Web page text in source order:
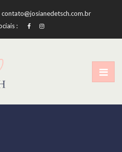
contato@josianedetsch.com.br
: